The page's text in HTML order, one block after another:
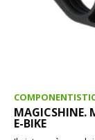
MAGICSHINE.
E-BIKE